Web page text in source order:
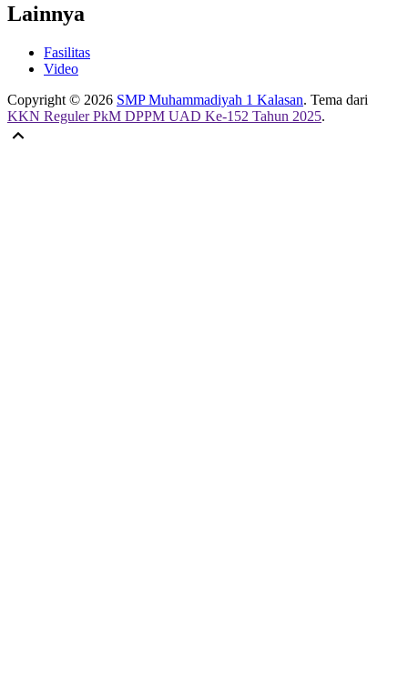
Lainnya
Fasilitas
Video
Copyright © 2026 SMP Muhammadiyah 1 Kalasan. Tema dari
KKN Reguler PkM DPPM UAD Ke-152 Tahun 2025.